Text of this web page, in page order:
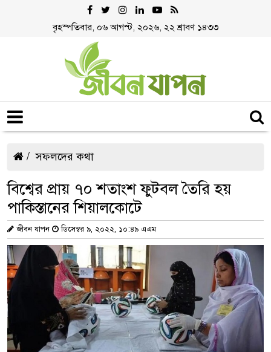
বৃহস্পতিবার, ০৬ আগস্ট, ২০২৬, ২২ শ্রাবণ ১৪৩৩
সফলদের কথা
বিশ্বের প্রায় ৭০ শতাংশ ফুটবল তৈরি হয়
পাকিস্তানের শিয়ালকোটে
জীবন যাপন ডিসেম্বর ৯, ২০২২, ১০:৪৯ এএম